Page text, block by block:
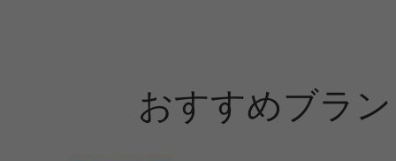
おすすめブラ